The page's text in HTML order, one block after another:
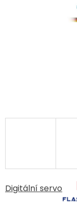
Digitální servo